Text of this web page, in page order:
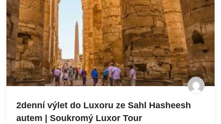
2denní výlet do Luxoru ze Sahl Hasheesh
autem | Soukromý Luxor Tour